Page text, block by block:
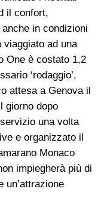
il confort,
in condizioni
viaggiato ad una
One è costato 1,2
‘rodaggio’,
attesa a Genova il
giorno dopo
una volta
e organizzato il
Monaco
impiegherà più di
un’attrazione